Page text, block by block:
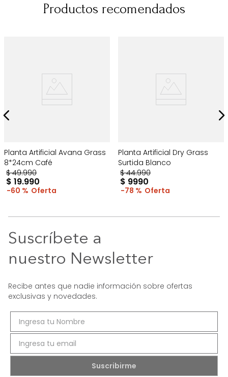
Productos recomendados
Planta Artificial Avana Grass
8*24cm Café
$ 49.990
$ 19.990
60 %
Planta Artificial Dry Grass
Surtida Blanco
$ 44.990
$ 9990
78 %
Suscríbete a
nuestro Newsletter
Recibe antes que nadie información sobre ofertas
exclusivas y novedades.